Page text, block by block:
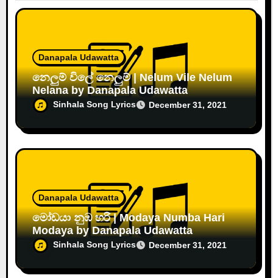
Danapala Udawatta
නෙලුම් විලේ නෙලුම් | Nelum Vile Nelum
Nelana by Danapala Udawatta
Sinhala Song Lyrics December 31, 2021
Danapala Udawatta
මෝඩයා නුඹ හරි | Modaya Numba Hari
Modaya by Danapala Udawatta
Sinhala Song Lyrics December 31, 2021